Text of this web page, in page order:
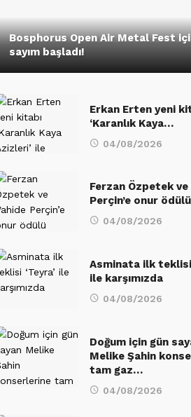
Bosphorus Open Air Metal Fest
sayım başladı!
Erkan Erten yeni
‘Karanlık Kaya…
04/08/2026
Ferzan Özpetek ve
Perçin’e onur ödülü
04/08/2026
Asminata ilk teklisi
ile karşımızda
04/08/2026
Doğum için gün
Melike Şahin
tam gaz…
04/08/2026